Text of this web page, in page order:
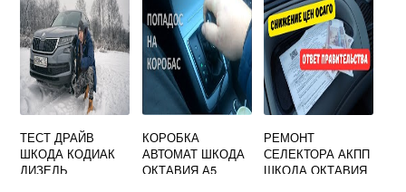
ТЕСТ ДРАЙВ
ШКОДА КОДИАК
ДИЗЕЛЬ
КОРОБКА
АВТОМАТ ШКОДА
ОКТАВИЯ А5
РЕМОНТ
СЕЛЕКТОРА АКПП
ШКОДА ОКТАВИЯ